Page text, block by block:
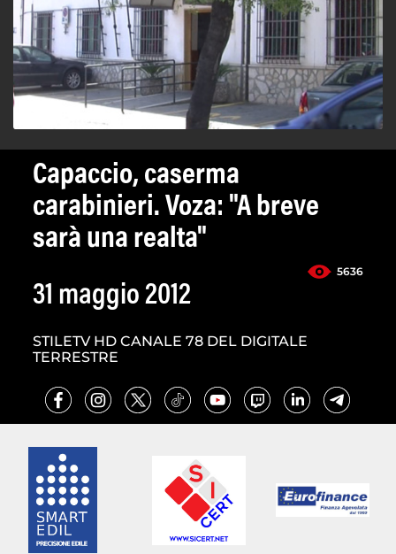
Capaccio, caserma
carabinieri. Voza: "A breve
sarà una realta"
5636
31 maggio 2012
STILETV HD CANALE 78 DEL DIGITALE
TERRESTRE